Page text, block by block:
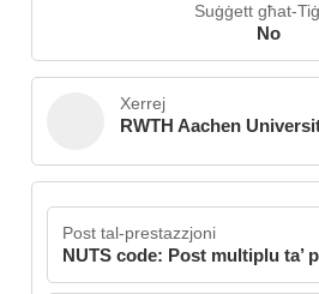
Suġġett għat-
No
Xerrej
RWTH Aachen
Post tal-prestazzjoni
NUTS code: Post multiplu ta’